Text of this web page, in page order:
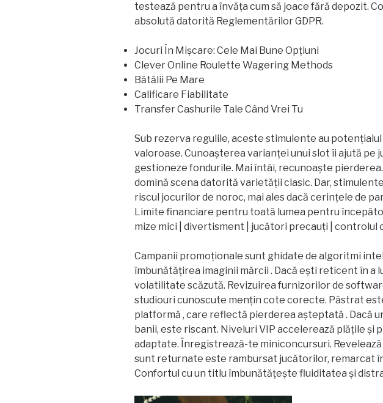
testează pentru a învăța cum să joace fără depozit.
absolută datorită Reglementărilor GDPR.
Jocuri În Mișcare: Cele Mai Bune Opțiuni
Clever Online Roulette Wagering Methods
Bătălii Pe Mare
Calificare Fiabilitate
Transfer Cashurile Tale Când Vrei Tu
Sub rezerva regulile, aceste stimulente au
valoroase. Cunoașterea varianței unui slot îi ajută pe
gestioneze fondurile. Mai întâi, recunoaște
domină scena datorită varietății clasic. Dar,
riscul jocurilor de noroc, mai ales dacă cerințele de
Limite financiare pentru toată lumea pentru
mize mici | divertisment | jucători precauți | controlul
Campanii promoționale sunt ghidate de algoritmi
îmbunătățirea imaginii mărcii . Dacă ești reticent în a
volatilitate scăzută. Revizuirea furnizorilor de
studiouri cunoscute mențin cote corecte. Păstrat
platformă , care reflectă pierderea așteptată . Dacă
banii, este riscant. Niveluri VIP accelerează plățile și
adaptate. Înregistrează-te miniconcursuri.
sunt returnate este rambursat jucătorilor, remarcat
Confortul cu un titlu îmbunătățește fluiditatea și